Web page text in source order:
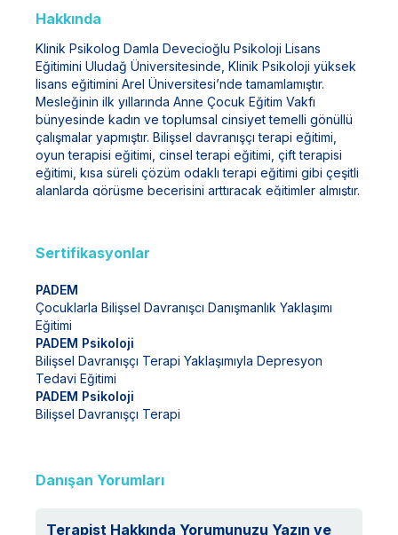
Hakkında
Klinik Psikolog Damla Devecioğlu Psikoloji Lisans
Eğitimini Uludağ Üniversitesinde, Klinik Psikoloji yüksek
lisans eğitimini Arel Üniversitesi’nde tamamlamıştır.
Mesleğinin ilk yıllarında Anne Çocuk Eğitim Vakfı
bünyesinde kadın ve toplumsal cinsiyet temelli gönüllü
çalışmalar yapmıştır. Bilişsel davranışçı terapi eğitimi,
oyun terapisi eğitimi, cinsel terapi eğitimi, çift terapisi
eğitimi, kısa süreli çözüm odaklı terapi eğitimi gibi çeşitli
alanlarda görüşme becerisini arttıracak eğitimler almıştır.
olarak görev yapmıştır. Bunun yanı sıra Türkiye Aile
Planlaması Vakfının kadın sağlığı eğiticilerinden biridir.
terapi görüşmeleri ve ebeveyn danışmalığı yapmakta
ve çeşitli kurumlarda atölye/seminer çalışmaları
düzenlemektedir.
Sertifikasyonlar
PADEM
Çocuklarla Bilişsel Davranışcı Danışmanlık Yaklaşımı
Eğitimi
PADEM Psikoloji
Bilişsel Davranışçı Terapi Yaklaşımıyla Depresyon
Tedavi Eğitimi
PADEM Psikoloji
Bilişsel Davranışçı Terapi
Danışan Yorumları
Terapist Hakkında Yorumunuzu Yazın ve